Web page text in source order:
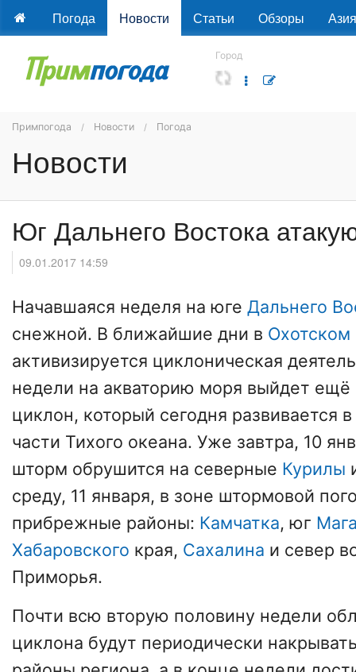
Погода Новости Статьи Обзоры Азия
Город
Примпогода Новости Погода
Новости
Юг Дальнего Востока
09.01.2017 14:59
Начавшаяся неделя на юге Дальнего
снежной. В ближайшие дни в
активизируется циклоническая
недели на акваторию моря выйдет ещё
циклон, который сегодня развивается
части Тихого океана. Уже завтра, 10
шторм обрушится на северные Курилы
среду, 11 января, в зоне штормовой
прибрежные районы: Камчатка, юг
Хабаровского края, Сахалина и север
Приморья.
Почти всю вторую половину недели
циклона будут периодически